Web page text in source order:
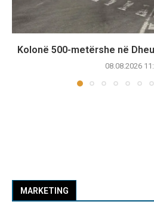
Kolonë 500-metërshe në
08.08.2026
MARKETING